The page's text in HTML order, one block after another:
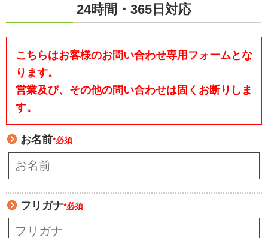
24時間・365日対応
こちらはお客様のお問い合わせ専用フォームとな
ります。
営業及び、その他の問い合わせは固くお断りしま
す。
お名前*必須
フリガナ*必須